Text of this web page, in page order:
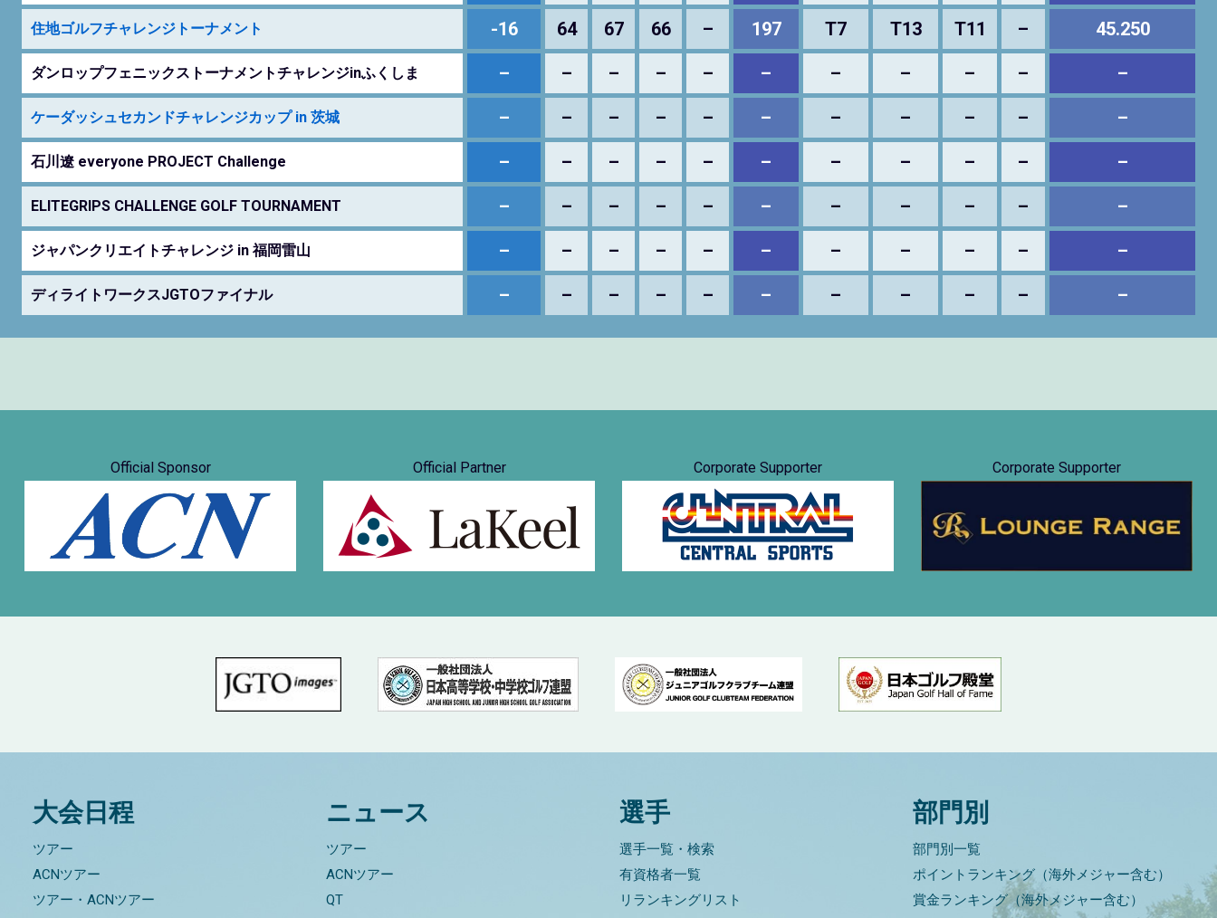
住地ゴルフチャレンジトーナメント -16 64 67 66 – 197 T7 T13 T11 – 45.250
ダンロップフェニックストーナメントチャレンジinふくしま – – – – – – – – – – –
ケーダッシュセカンドチャレンジカップ in 茨城 – – – – – – – – – – –
石川遼 everyone PROJECT Challenge – – – – – – – – – – –
ELITEGRIPS CHALLENGE GOLF TOURNAMENT – – – – – – – – – – –
ジャパンクリエイトチャレンジ in 福岡雷山 – – – – – – – – – – –
ディライトワークスJGTOファイナル – – – – – – – – – – –
Official Sponsor Official Partner Corporate Supporter Corporate Supporter
大会日程
ツアー
ACNツアー
ツアー・ACNツアー
ニュース
ツアー
ACNツアー
QT
選手
選手一覧・検索
有資格者一覧
リランキングリスト
部門別
部門別一覧
ポイントランキング（海外メジャー含む）
賞金ランキング（海外メジャー含む）